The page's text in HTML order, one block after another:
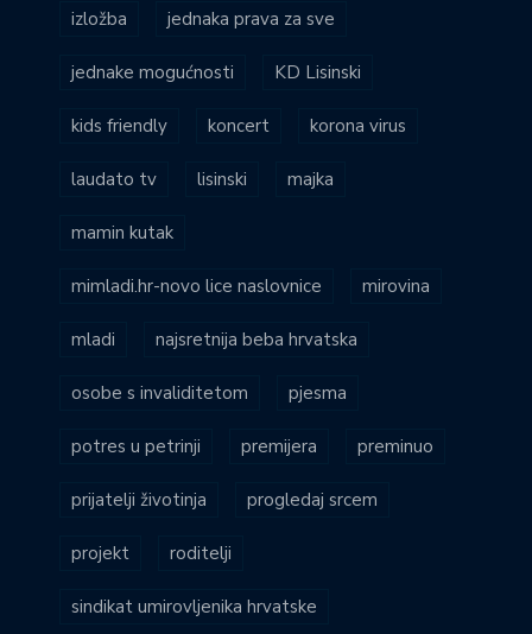
izložba jednaka prava za sve
jednake mogućnosti KD Lisinski
kids friendly koncert korona virus
laudato tv lisinski majka
mamin kutak
mimladi.hr-novo lice naslovnice mirovina
mladi najsretnija beba hrvatska
osobe s invaliditetom pjesma
potres u petrinji premijera preminuo
prijatelji životinja progledaj srcem
projekt roditelji
sindikat umirovljenika hrvatske